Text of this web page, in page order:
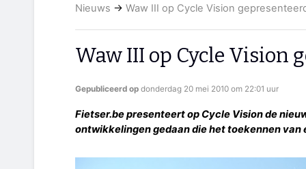
Nieuws → Waw III op Cycle Vision
Waw III op Cycle Vision
Gepubliceerd op donderdag 20 mei 2010 om 22:01 uur
Fietser.be presenteert op Cycle Vision de
ontwikkelingen gedaan die het toekennen